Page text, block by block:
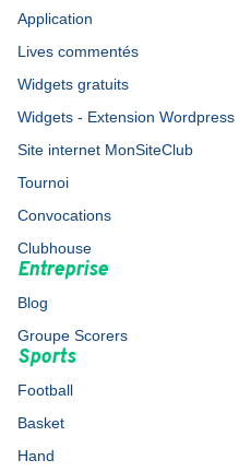
Application
Lives commentés
Widgets gratuits
Widgets - Extension Wordpress
Site internet MonSiteClub
Tournoi
Convocations
Clubhouse
Entreprise
Blog
Groupe Scorers
Sports
Football
Basket
Hand